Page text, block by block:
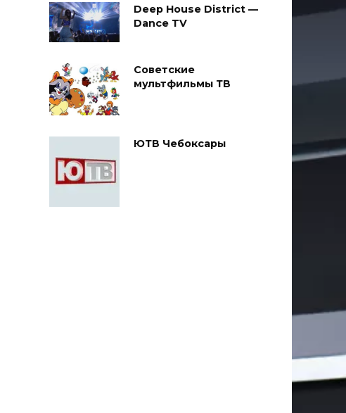
Deep House District —
Dance TV
Советские
мультфильмы ТВ
ЮТВ Чебоксары